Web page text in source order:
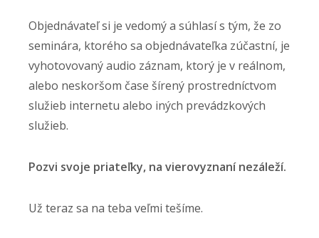
Objednávateľ si je vedomý a súhlasí s tým, že zo
seminára, ktorého sa objednávateľka zúčastní, je
vyhotovovaný audio záznam, ktorý je v reálnom,
alebo neskoršom čase šírený prostredníctvom
služieb internetu alebo iných prevádzkových
služieb.
Pozvi svoje priateľky, na vierovyznaní nezáleží.
Už teraz sa na teba veľmi tešíme.